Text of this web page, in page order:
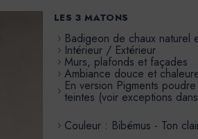
LES 3 MATONS
Badigeon de chaux naturel
Intérieur / Extérieur
Murs, plafonds et façades
Ambiance douce et
En version Pigments
teintes (voir exceptions
Couleur : Bibémus - Ton